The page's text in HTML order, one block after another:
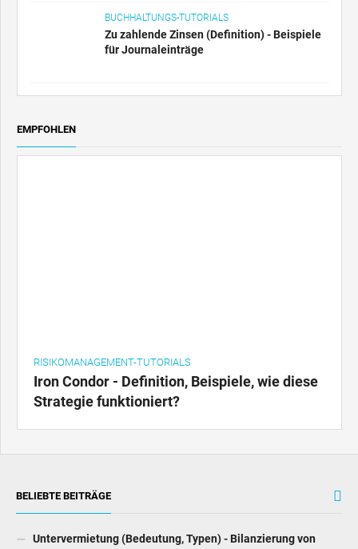
BUCHHALTUNGS-TUTORIALS
Zu zahlende Zinsen (Definition) - Beispiele
für Journaleinträge
EMPFOHLEN
RISIKOMANAGEMENT-TUTORIALS
Iron Condor - Definition, Beispiele, wie diese
Strategie funktioniert?
BELIEBTE BEITRÄGE
Untervermietung (Bedeutung, Typen) - Bilanzierung von